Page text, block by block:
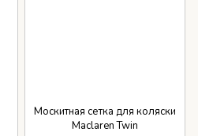
Москитная сетка для коляски
Maclaren Twin